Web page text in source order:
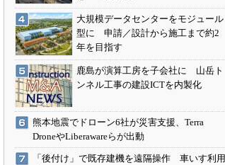
大規模データセンターをモジュール
型に 申請／設計から施工まで約2
年を目指す
鹿島が演算工房を子会社に 山岳ト
ンネル工事の建設ICTを内製化
熊本地震でドローン6社が災害支援、Terra
DroneやLiberawareらが出動
「後付け」で既存建機を遠隔操作 車いす利用